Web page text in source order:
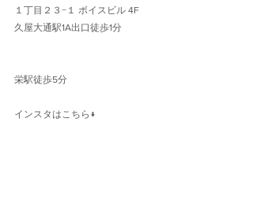
１丁目２３−１ ボイスビル 4F
久屋大通駅1A出口徒歩1分
栄駅徒歩5分
インスタはこちら↓